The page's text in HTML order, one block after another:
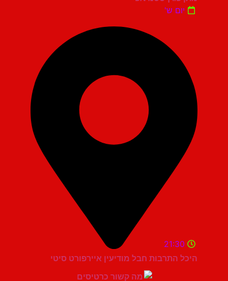
יום ש'
היכל התרבות חבל מודיעין איירפורט סיטי
21:30